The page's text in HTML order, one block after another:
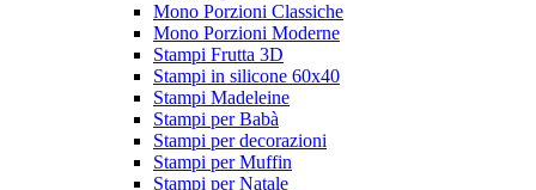
Mono Porzioni Classiche
Mono Porzioni Moderne
Stampi Frutta 3D
Stampi in silicone 60x40
Stampi Madeleine
Stampi per Babà
Stampi per decorazioni
Stampi per Muffin
Stampi per Natale